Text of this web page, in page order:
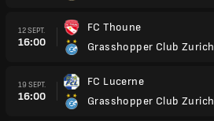
12 SEPT.
16:00
FC Thoune
Grasshopper Club Zurich
19 SEPT.
16:00
FC Lucerne
Grasshopper Club Zurich